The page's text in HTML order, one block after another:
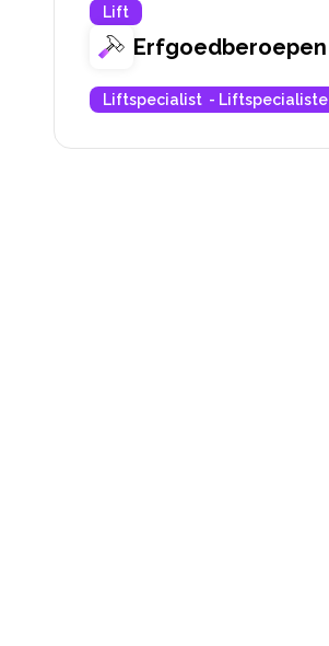
Lift
Erfgoedberoepen
Liftspecialist - Liftspecialiste